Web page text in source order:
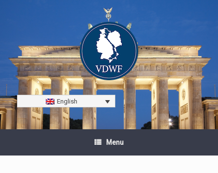
English
Menu